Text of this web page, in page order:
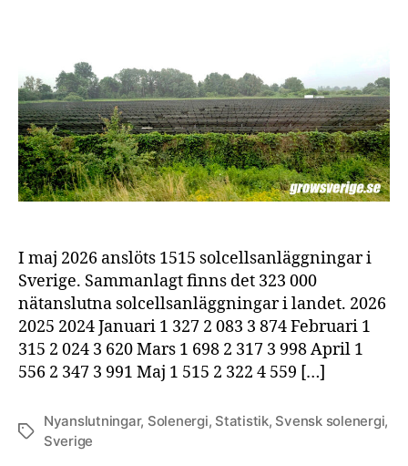
I maj 2026 anslöts 1515 solcellsanläggningar i
Sverige. Sammanlagt finns det 323 000
nätanslutna solcellsanläggningar i landet. 2026
2025 2024 Januari 1 327 2 083 3 874 Februari 1
315 2 024 3 620 Mars 1 698 2 317 3 998 April 1
556 2 347 3 991 Maj 1 515 2 322 4 559 […]
Etiketter
Nyanslutningar, Solenergi, Statistik, Svensk solenergi,
Sverige